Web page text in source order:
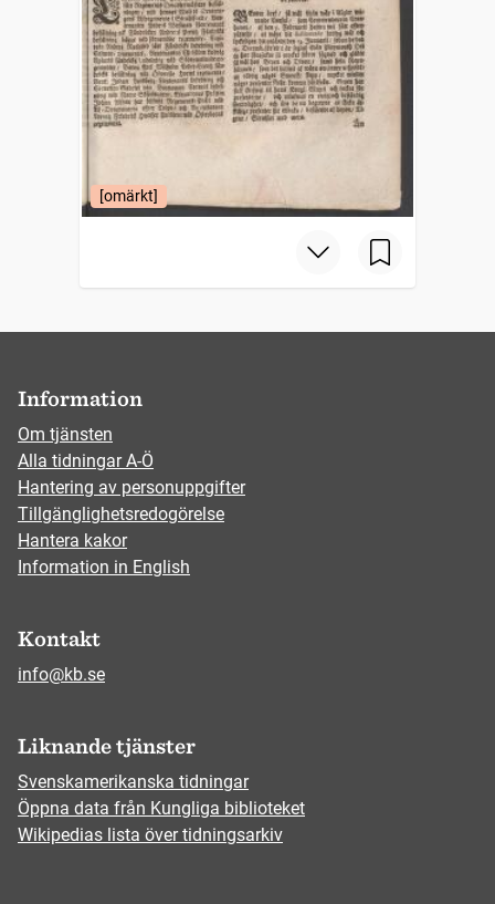
[omärkt]
Information
Om tjänsten
Alla tidningar A-Ö
Hantering av personuppgifter
Tillgänglighetsredogörelse
Hantera kakor
Information in English
Kontakt
info@kb.se
Liknande tjänster
Svenskamerikanska tidningar
Öppna data från Kungliga biblioteket
Wikipedias lista över tidningsarkiv